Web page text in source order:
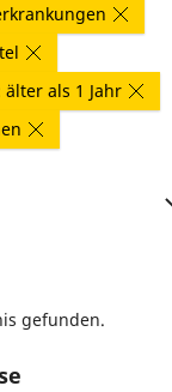
als 1 Jahr
gefunden.